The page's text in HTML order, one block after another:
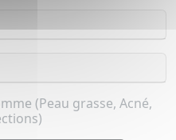
(Peau grasse, Acné,